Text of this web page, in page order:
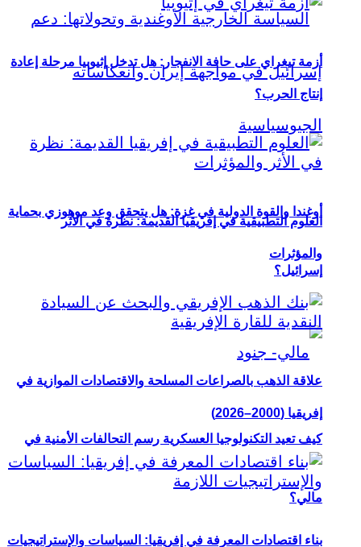
أوغندا والقوة الدولية في غزة: هل يتحقق وعد موهوزي بحماية
إسرائيل؟
كيف تعيد التكنولوجيا العسكرية رسم التحالفات الأمنية في
مالي؟
أزمة تيغراي على حافة الانفجار: هل تدخل إثيوبيا مرحلة إعادة
إنتاج الحرب؟
العلوم التطبيقية في إفريقيا القديمة: نظرة في الأثر
والمؤثرات
علاقة الذهب بالصراعات المسلحة والاقتصادات الموازية في
إفريقيا (2000–2026)
بناء اقتصادات المعرفة في إفريقيا: السياسات والإستراتيجيات